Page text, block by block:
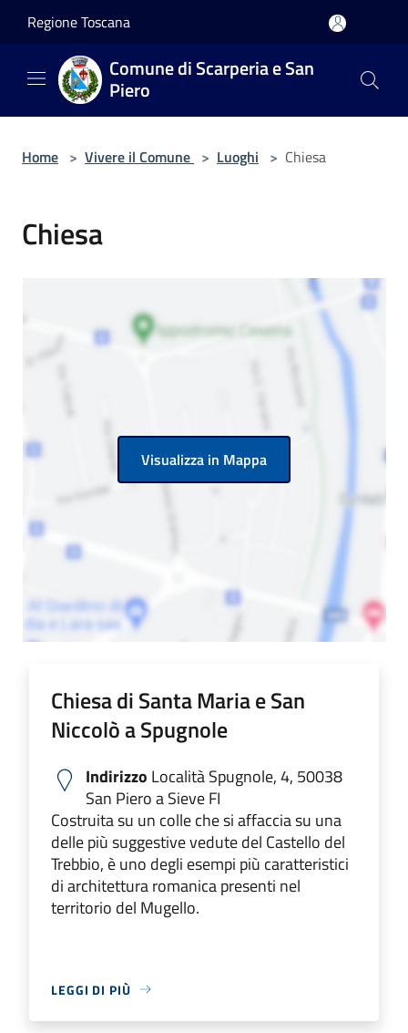
Regione Toscana
Comune di Scarperia e San
Piero
Home > Vivere il Comune > Luoghi > Chiesa
Chiesa
Visualizza in Mappa
Chiesa di Santa Maria e San
Niccolò a Spugnole
Indirizzo Località Spugnole, 4, 50038
San Piero a Sieve FI
Costruita su un colle che si affaccia su una
delle più suggestive vedute del Castello del
Trebbio, è uno degli esempi più caratteristici
di architettura romanica presenti nel
territorio del Mugello.
LEGGI DI PIÙ